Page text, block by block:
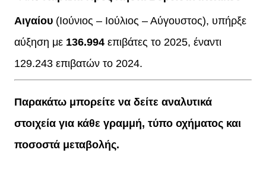
Αιγαίου (Ιούνιος – Ιούλιος – Αύγουστος), υπήρξε
αύξηση με 136.994 επιβάτες το 2025, έναντι
129.243 επιβατών το 2024.
Παρακάτω μπορείτε να δείτε αναλυτικά
στοιχεία για κάθε γραμμή, τύπο οχήματος και
ποσοστά μεταβολής.